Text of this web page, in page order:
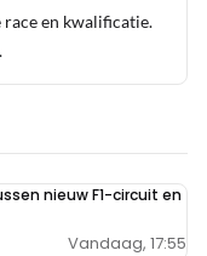
race en kwalificatie.
.
nieuw F1-circuit en
Vandaag, 17:55